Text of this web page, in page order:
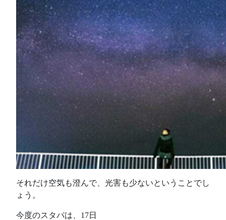
それだけ空気も澄んで、光害も少ないということでし
ょう。
今度のスタパは、17日